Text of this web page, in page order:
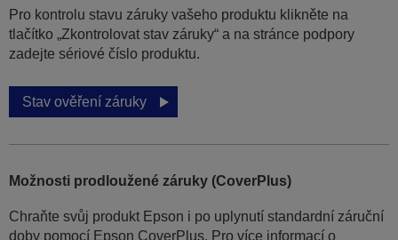
Pro kontrolu stavu záruky vašeho produktu klikněte na
tlačítko „Zkontrolovat stav záruky“ a na stránce podpory
zadejte sériové číslo produktu.
Stav ověření záruky
Možnosti prodloužené záruky (CoverPlus)
Chraňte svůj produkt Epson i po uplynutí standardní záruční
doby pomocí Epson CoverPlus. Pro více informací o